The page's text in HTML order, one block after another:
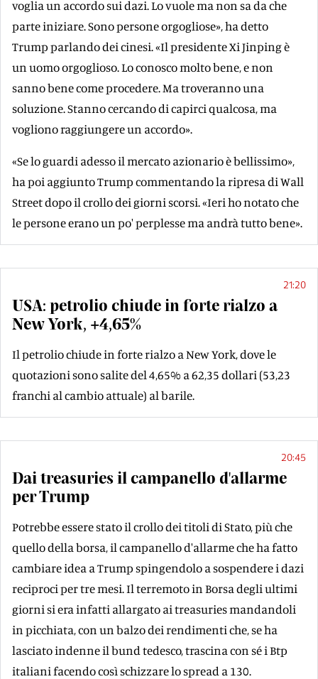
voglia un accordo sui dazi. Lo vuole ma non sa da che
parte iniziare. Sono persone orgogliose», ha detto
Trump parlando dei cinesi. «Il presidente Xi Jinping è
un uomo orgoglioso. Lo conosco molto bene, e non
sanno bene come procedere. Ma troveranno una
soluzione. Stanno cercando di capirci qualcosa, ma
vogliono raggiungere un accordo».
«Se lo guardi adesso il mercato azionario è bellissimo»,
ha poi aggiunto Trump commentando la ripresa di Wall
Street dopo il crollo dei giorni scorsi. «Ieri ho notato che
le persone erano un po' perplesse ma andrà tutto bene».
21:20
USA: petrolio chiude in forte rialzo a
New York, +4,65%
Il petrolio chiude in forte rialzo a New York, dove le
quotazioni sono salite del 4,65% a 62,35 dollari (53,23
franchi al cambio attuale) al barile.
20:45
Dai treasuries il campanello d'allarme
per Trump
Potrebbe essere stato il crollo dei titoli di Stato, più che
quello della borsa, il campanello d'allarme che ha fatto
cambiare idea a Trump spingendolo a sospendere i dazi
reciproci per tre mesi. Il terremoto in Borsa degli ultimi
giorni si era infatti allargato ai treasuries mandandoli
in picchiata, con un balzo dei rendimenti che, se ha
lasciato indenne il bund tedesco, trascina con sé i Btp
italiani facendo così schizzare lo spread a 130.